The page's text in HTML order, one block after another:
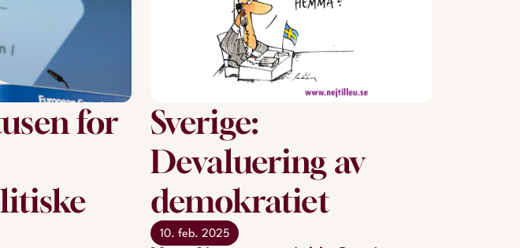
for
Sverige:
Devaluering av
demokratiet
10. feb. 2025